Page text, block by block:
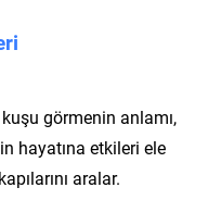
görmenin anlamı,
hayatına etkileri ele
aralar.